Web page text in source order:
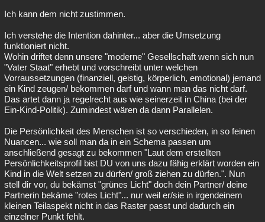
Ich kann dem nicht zustimmen.
Ich verstehe die Intention dahinter... aber die Umsetzung
funktioniert nicht.
Wohin driftet denn unsere "moderne" Gesellschaft wenn sich nun
"Vater Staat" erhebt und vorschreibt unter welchen
Vorraussetzungen (finanziell, geistig, körperlich, emotional) jemand
ein Kind zeugen/ bekommen darf und wann man das nicht darf.
Das artet dann ja regelrecht aus wie seinerzeit in China (bei der
Ein-Kind-Politik). Zumindest wären da dann Parallelen.
Die Persönlichkeit des Menschen ist so verschieden, in so feinen
Nuancen... wie soll man da in ein Schema passen um
anschließend gesagt zu bekommen "Laut dem erstellten
Persönlichkeitsprofil bist DU von uns dazu fähig erklärt worden ein
Kind in die Welt setzen zu dürfen/ groß ziehen zu dürfen.". Nun
stell dir vor, du bekämst "grünes Licht" doch dein Partner/ deine
Partnerin bekäme "rotes Licht"... nur weil er/sie in irgendeinem
kleinen Teilaspekt nicht in das Raster passt und dadurch ein
einzelner Punkt fehlt.